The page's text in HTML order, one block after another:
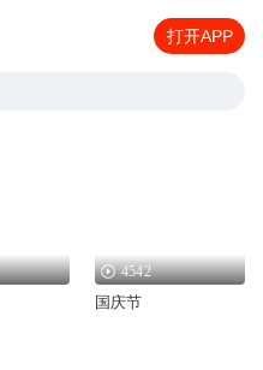
打开APP
4542
国庆节